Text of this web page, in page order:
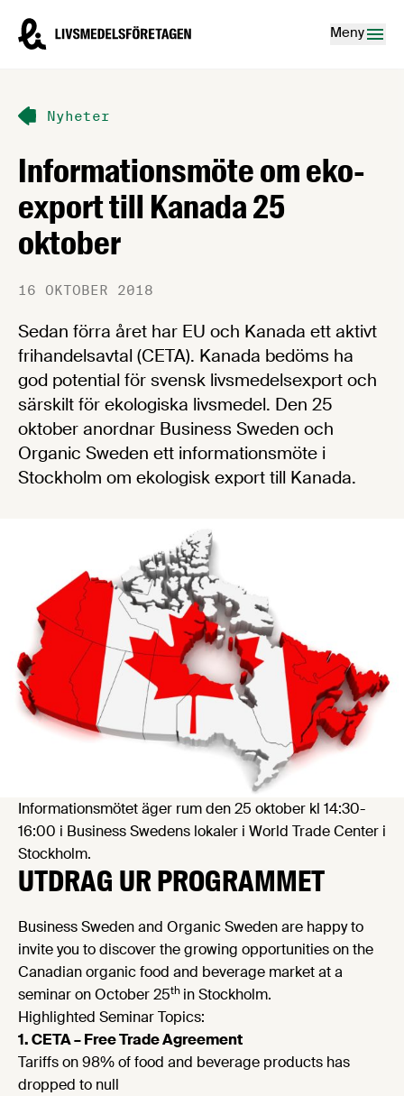
Livsmedelsföretagen – till startsidan
Meny
Nyheter
Informationsmöte om eko-
export till Kanada 25
oktober
16 OKTOBER 2018
Sedan förra året har EU och Kanada ett aktivt
frihandelsavtal (CETA). Kanada bedöms ha
god potential för svensk livsmedelsexport och
särskilt för ekologiska livsmedel. Den 25
oktober anordnar Business Sweden och
Organic Sweden ett informationsmöte i
Stockholm om ekologisk export till Kanada.
Informationsmötet äger rum den 25 oktober kl 14:30-
16:00 i Business Swedens lokaler i World Trade Center i
Stockholm.
UTDRAG UR PROGRAMMET
Business Sweden and Organic Sweden are happy to
invite you to discover the growing opportunities on the
Canadian organic food and beverage market at a
seminar on October 25th in Stockholm.
Highlighted Seminar Topics:
1. CETA – Free Trade Agreement
Tariffs on 98% of food and beverage products has
dropped to null